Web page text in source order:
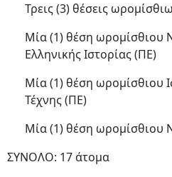
Τρεις (3) θέσεις
Μία (1) θέση ωρομίσθιου
Ελληνικής Ιστορίας (ΠΕ)
Μία (1) θέση ωρομίσθιου
Τέχνης (ΠΕ)
Μία (1) θέση ωρομίσθιου
ΣΥΝΟΛΟ: 17 άτομα